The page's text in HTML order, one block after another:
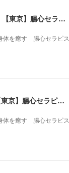
2/15（日）＆3/15（日）【東京】腸心セラピスト養成コース《２日間コース》開講決定
体を癒す 腸心セラピス
2/5（木）＆3/5（木）【東京】腸心セラピスト養成コース《２日間コース》開講決定
体を癒す 腸心セラピス